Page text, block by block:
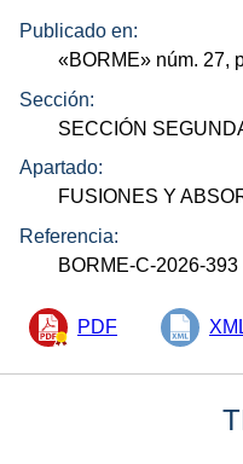
Publicado en:
«BORME» núm. 27,
Sección:
SECCIÓN
Apartado:
FUSIONES Y
Referencia:
BORME-C-2026-393
PDF